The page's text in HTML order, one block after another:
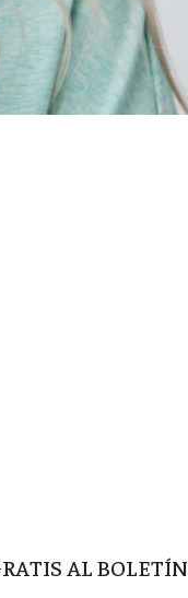
AL BOLETÍN